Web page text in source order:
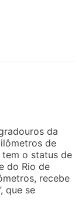
da
de
o status de
do Rio de
recebe
que se